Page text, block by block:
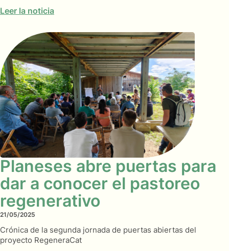
Leer la noticia
Planeses abre puertas para
dar a conocer el pastoreo
regenerativo
21/05/2025
Crónica de la segunda jornada de puertas abiertas del
proyecto RegeneraCat